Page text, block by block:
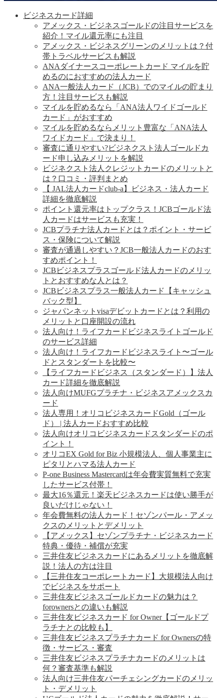
ビジネスカード詳細
アメックス・ビジネスゴールドの注目サービスを
紹介！マイル還元率にも注目
アメックス・ビジネスグリーンのメリットは？付
帯トラベルサービスも解説
ANAダイナースコーポレートカード マイルを貯
めるのにおすすめの法人カード
ANA一般法人カード（JCB）でのマイルの貯まり
方！注目サービスも解説
マイルを貯めるなら「ANA法人ワイドゴールド
カード」がおすすめ
マイルを貯めるならメリット豊富な「ANA法人
ワイドカード」で決まり！
審査に通りやすい?ビジネクスト法人ゴールドカ
ード申し込みメリットを解説
ビジネクスト法人クレジットカードのメリットと
は？口コミ・評判まとめ
【 JAL法人カードclub-a】ビジネス・法人カード
詳細を徹底解説
ポイント還元率はトップクラス！JCBゴールド法
人カードはサービスも充実！
JCBプラチナ法人カードとは？ポイント・サービ
ス・保険について解説
審査が通過しやすい？JCB一般法人カードのおす
すめポイント！
JCBビジネスプラスゴールド法人カードのメリッ
トとおすすめな人とは？
JCBビジネスプラス一般法人カード【キャッシュ
バック型】
ジャパンネットvisaデビットカードとは？利用の
メリットと口座開設の流れ
法人向け！ライフカードビジネスライトゴールド
のサービス詳細
法人向け！ライフカードビジネスライト〜ゴール
ドとスタンダートを比較〜
【ライフカードビジネス（スタンダード）】法人
カード詳細を徹底解説
法人向けMUFGプラチナ・ビジネスアメックスカ
ード
法人専用！オリコビジネスカードGold（ゴール
ド） | 法人カードおすすめ比較
法人向けオリコビジネスカードスタンダードのポ
イント！
オリコEX Gold for Biz 小規模法人、個人事業主に
ピタリとハマる法人カード
P-one Business Mastercardは年会費実質無料で充実
したサービス付帯！
最大16％還元！楽天ビジネスカードは使い勝手が
良いだけじゃない！
年会費無料の法人カード！セゾンパール・アメッ
クスのメリットとデメリット
【アメックス】セゾンプラチナ・ビジネスカード
特典・優待・補償が充実
三井住友ビジネスカードにあるメリットを徹底解
説！法人の方は注目
【三井住友コーポレートカード】大規模法人向け
でビジネスをサポート
三井住友ビジネスゴールドカードの魅力は？
forownersとの違いも解説
三井住友ビジネスカード for Owner【ゴールドプ
ラチナとの比較も】
三井住友ビジネスプラチナカード for Ownersの特
徴・サービス・審査
三井住友ビジネスプラチナカードのメリットは
何？審査基準も解説
法人向け三井住友パーチェシングカードのメリッ
ト・デメリット